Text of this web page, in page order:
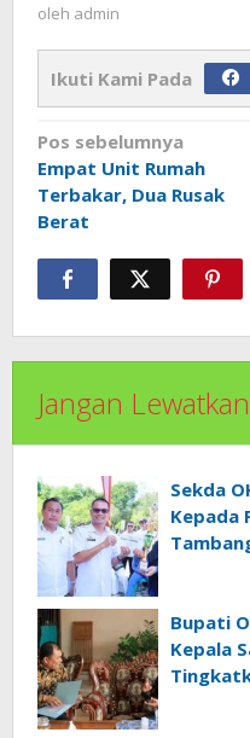
oleh admin
Ikuti Kami Pada
Navigasi
pos
Pos sebelumnya
Empat Unit Rumah
Terbakar, Dua Rusak
Berat
Jangan Lewatkan
Sekda
Kepada
Bupati
Kepala